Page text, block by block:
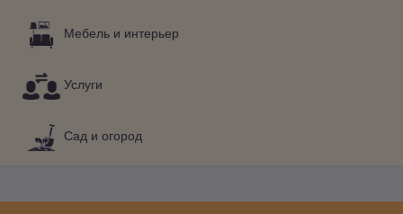
Мебель и интерьер
Услуги
Сад и огород